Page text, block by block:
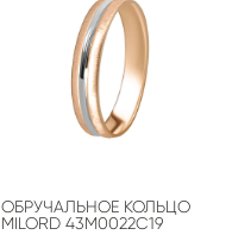
ОБРУЧАЛЬНОЕ КОЛЬЦО
MILORD 43М0022С19